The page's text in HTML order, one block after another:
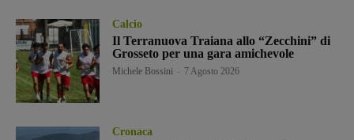
Calcio
Il Terranuova Traiana allo “Zecchini” di
Grosseto per una gara amichevole
Michele Bossini 7 Agosto 2026
Cronaca